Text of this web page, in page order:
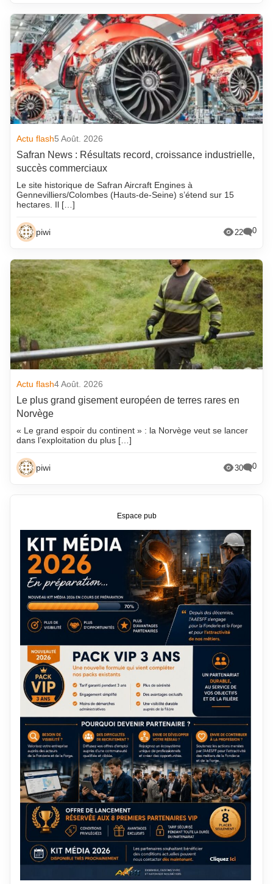
Actu flash5 Août. 2026
Safran News : Résultats record, croissance industrielle,
succès commerciaux
Le site historique de Safran Aircraft Engines à
Gennevilliers/Colombes (Hauts-de-Seine) s’étend sur 15
hectares. Il […]
piwi 22 0
Actu flash4 Août. 2026
Le plus grand gisement européen de terres rares en
Norvège
« Le grand espoir du continent » : la Norvège veut se lancer
dans l’exploitation du plus […]
piwi 30 0
Espace pub